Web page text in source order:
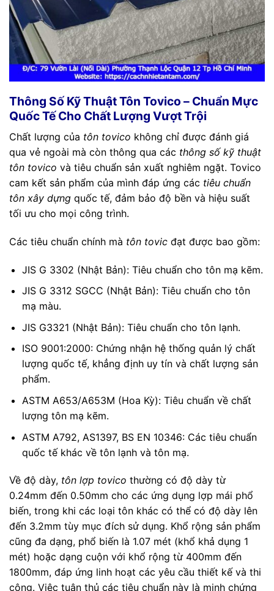
Thông Số Kỹ Thuật Tôn Tovico – Chuẩn Mực
Quốc Tế Cho Chất Lượng Vượt Trội
Chất lượng của tôn tovico không chỉ được đánh giá
qua vẻ ngoài mà còn thông qua các thông số kỹ thuật
tôn tovico và tiêu chuẩn sản xuất nghiêm ngặt. Tovico
cam kết sản phẩm của mình đáp ứng các tiêu chuẩn
tôn xây dựng quốc tế, đảm bảo độ bền và hiệu suất
tối ưu cho mọi công trình.
Các tiêu chuẩn chính mà tôn tovic đạt được bao gồm:
JIS G 3302 (Nhật Bản): Tiêu chuẩn cho tôn mạ kẽm.
JIS G 3312 SGCC (Nhật Bản): Tiêu chuẩn cho tôn
mạ màu.
JIS G3321 (Nhật Bản): Tiêu chuẩn cho tôn lạnh.
ISO 9001:2000: Chứng nhận hệ thống quản lý chất
lượng quốc tế, khẳng định uy tín và chất lượng sản
phẩm.
ASTM A653/A653M (Hoa Kỳ): Tiêu chuẩn về chất
lượng tôn mạ kẽm.
ASTM A792, AS1397, BS EN 10346: Các tiêu chuẩn
quốc tế khác về tôn lạnh và tôn mạ.
Về độ dày, tôn lợp tovico thường có độ dày từ
0.24mm đến 0.50mm cho các ứng dụng lợp mái phổ
biến, trong khi các loại tôn khác có thể có độ dày lên
đến 3.2mm tùy mục đích sử dụng. Khổ rộng sản phẩm
cũng đa dạng, phổ biến là 1.07 mét (khổ khả dụng 1
mét) hoặc dạng cuộn với khổ rộng từ 400mm đến
1800mm, đáp ứng linh hoạt các yêu cầu thiết kế và thi
công. Việc tuân thủ các tiêu chuẩn này là minh chứng